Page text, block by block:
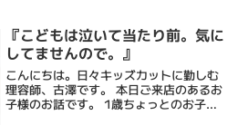
『こどもは泣いて当たり前。気に
してませんので。』
こんにちは。日々キッズカットに勤しむ
理容師、古澤です。 本日ご来店のあるお
子様のお話です。 1歳ちょっとのお子様